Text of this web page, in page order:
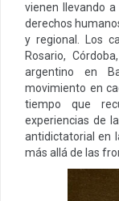
vienen llevando
derechos
y regional. Los
Rosario,
argentino en
movimiento en
tiempo que
experiencias de
antidictatorial en
más allá de las